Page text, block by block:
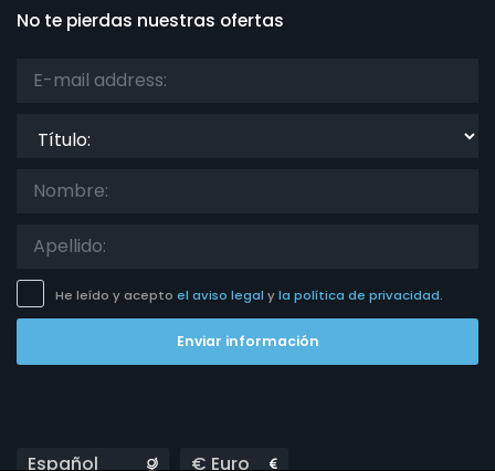
No te pierdas nuestras ofertas
He leído y acepto el aviso legal yla política de privacidad.
Enviar información
Languages Currencies